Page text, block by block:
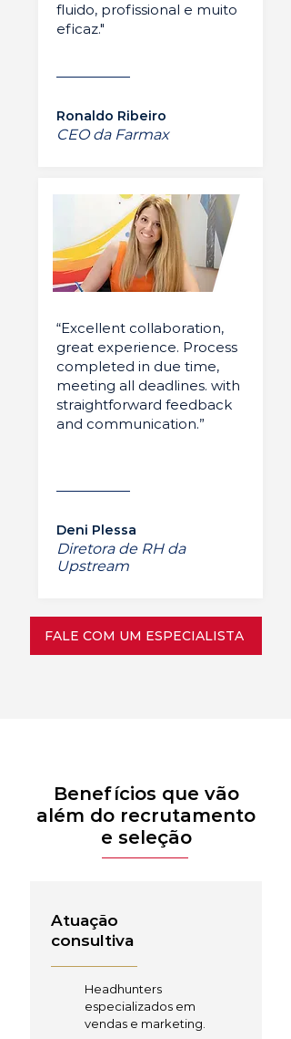
fluido, profissional e muito
eficaz."
Ronaldo Ribeiro
CEO da Farmax
“Excellent collaboration,
great experience. Process
completed in due time,
meeting all deadlines. with
straightforward feedback
and communication.”
Deni Plessa
Diretora de RH da
Upstream
FALE COM UM ESPECIALISTA
Benefícios que vão
além do recrutamento
e seleção
Atuação
consultiva
Headhunters
especializados em
vendas e marketing.